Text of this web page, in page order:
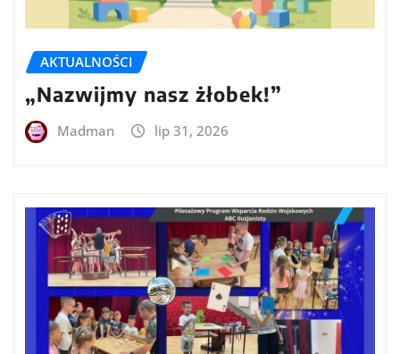
AKTUALNOŚCI
„Nazwijmy nasz żłobek!”
Madman lip 31, 2026